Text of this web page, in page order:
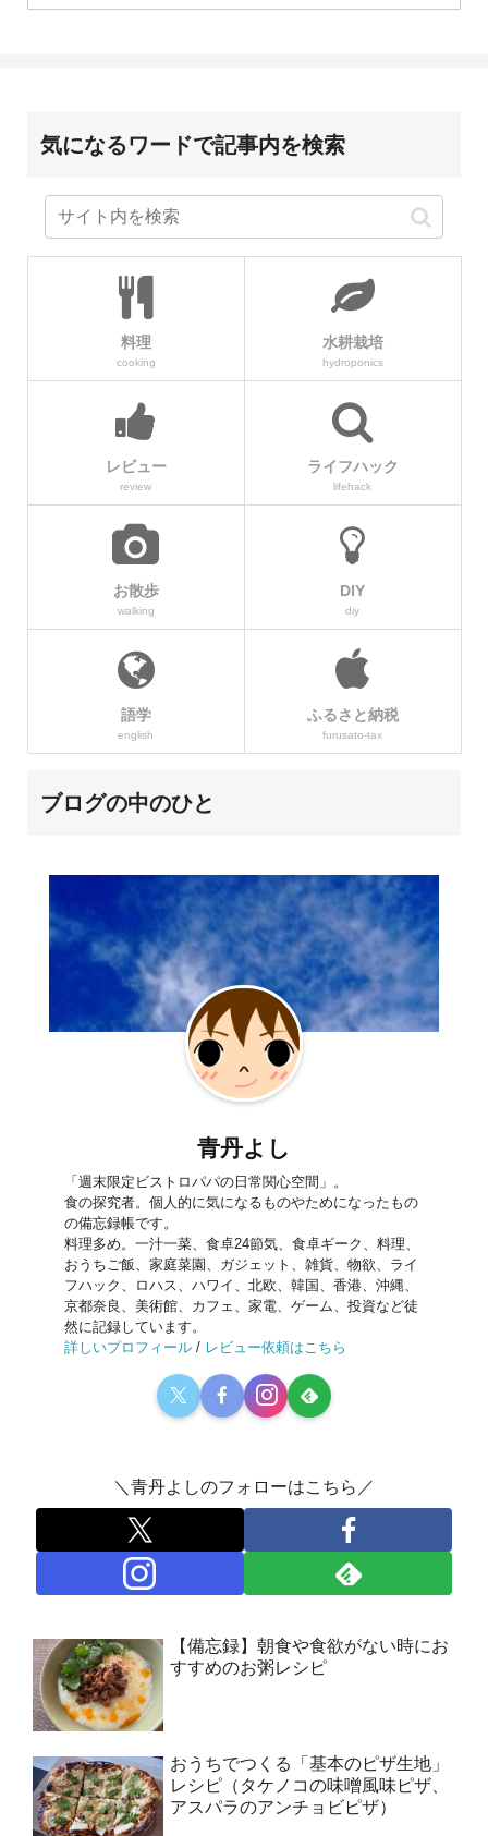
気になるワードで記事内を検索
料理
cooking
水耕栽培
hydroponics
レビュー
review
ライフハック
lifehack
お散歩
walking
DIY
diy
語学
english
ふるさと納税
furusato-tax
ブログの中のひと
青丹よし
「週末限定ビストロパパの日常関心空間」。
食の探究者。個人的に気になるものやためになったもの
の備忘録帳です。
料理多め。一汁一菜、食卓24節気、食卓ギーク、料理、
おうちご飯、家庭菜園、ガジェット、雑貨、物欲、ライ
フハック、ロハス、ハワイ、北欧、韓国、香港、沖縄、
京都奈良、美術館、カフェ、家電、ゲーム、投資など徒
然に記録しています。
詳しいプロフィール / レビュー依頼はこちら
＼青丹よしのフォローはこちら／
【備忘録】朝食や食欲がない時にお
すすめのお粥レシピ
おうちでつくる「基本のピザ生地」
レシピ（タケノコの味噌風味ピザ、
アスパラのアンチョビピザ）